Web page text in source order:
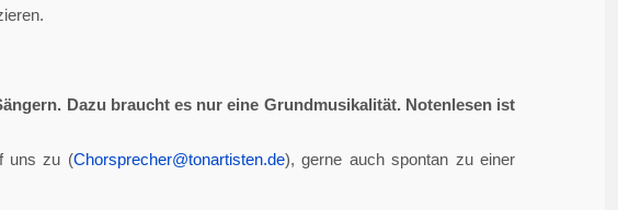
Dazu braucht es nur eine Grundmusikalität. Notenlesen ist
uns zu (Chorsprecher@tonartisten.de), gerne auch spontan zu einer